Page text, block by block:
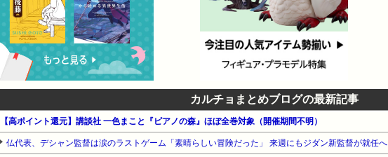
カルチョまとめブログの最新記事
【高ポイント還元】講談社 一色まこと『ピアノの森』ほぼ全巻対象（開催期間不明）
仏代表、デシャン監督は涙のラストゲーム「素晴らしい冒険だった」 来週にもジダン新監督が就任へ